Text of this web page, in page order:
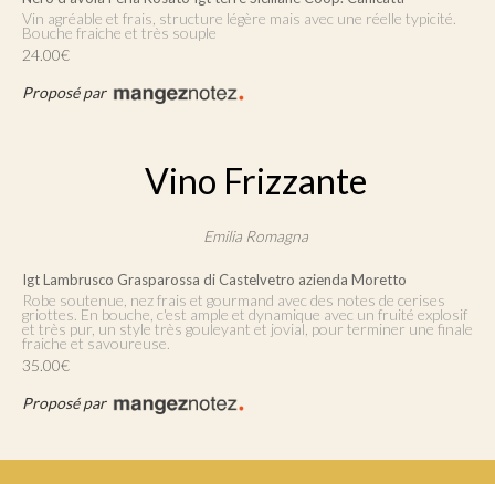
Vin agréable et frais, structure légère mais avec une réelle typicité.
Bouche fraiche et très souple
24.00€
Proposé par
Vino Frizzante
Emilia Romagna
Igt Lambrusco Grasparossa di Castelvetro azienda Moretto
Robe soutenue, nez frais et gourmand avec des notes de cerises
griottes. En bouche, c'est ample et dynamique avec un fruité explosif
et très pur, un style très gouleyant et jovial, pour terminer une finale
fraiche et savoureuse.
35.00€
Proposé par